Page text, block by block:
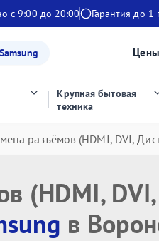
с 9:00 до 20:00 Гарантия до 1
Цены
Крупная бытовая
техника
разъёмов (HDMI, DVI,
(HDMI,
в